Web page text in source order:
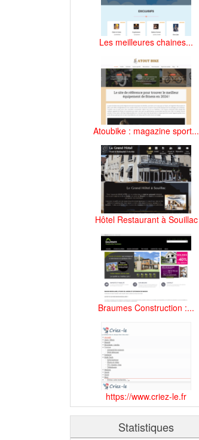
Les meilleures chaines...
Atoubike : magazine sport...
Hôtel Restaurant à Souillac
Braumes Construction :...
https://www.criez-le.fr
Statistiques